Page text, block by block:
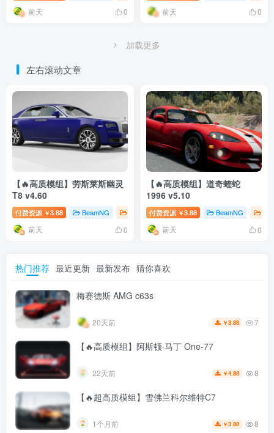
前天 0 前天 0
加载更多
左右滚动文章
【🔥高质模组】劳斯莱斯幽灵
T8 v4.60
付费资源 ￥3.88 BeamNG BeamNG汽车 # 劳斯莱斯
前天 0
【🔥高质模组】道奇蝰蛇
1996 v5.10
付费资源 ￥3.88 BeamNG
前天 0
热门推荐 最近更新 最新发布 猜你喜欢
梅赛德斯 AMG c63s
20天前 ￥3.88 7
【🔥高质模组】阿斯顿·马丁 One-77
22天前 ￥4.88 8
【🔥超高质模组】雪佛兰科尔维特C7
1个月前 ￥3.88 8